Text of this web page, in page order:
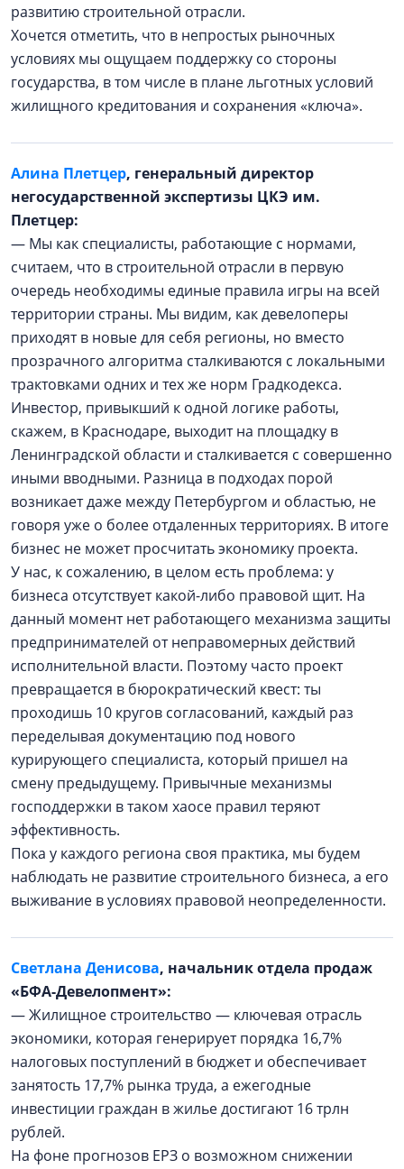
развитию строительной отрасли.
Хочется отметить, что в непростых рыночных
условиях мы ощущаем поддержку со стороны
государства, в том числе в плане льготных условий
жилищного кредитования и сохранения «ключа».
Алина Плетцер, генеральный директор
негосударственной экспертизы ЦКЭ им.
Плетцер:
— Мы как специалисты, работающие с нормами,
считаем, что в строительной отрасли в первую
очередь необходимы единые правила игры на всей
территории страны. Мы видим, как девелоперы
приходят в новые для себя регионы, но вместо
прозрачного алгоритма сталкиваются с локальными
трактовками одних и тех же норм Градкодекса.
Инвестор, привыкший к одной логике работы,
скажем, в Краснодаре, выходит на площадку в
Ленинградской области и сталкивается с совершенно
иными вводными. Разница в подходах порой
возникает даже между Петербургом и областью, не
говоря уже о более отдаленных территориях. В итоге
бизнес не может просчитать экономику проекта.
У нас, к сожалению, в целом есть проблема: у
бизнеса отсутствует какой-либо правовой щит. На
данный момент нет работающего механизма защиты
предпринимателей от неправомерных действий
исполнительной власти. Поэтому часто проект
превращается в бюрократический квест: ты
проходишь 10 кругов согласований, каждый раз
переделывая документацию под нового
курирующего специалиста, который пришел на
смену предыдущему. Привычные механизмы
господдержки в таком хаосе правил теряют
эффективность.
Пока у каждого региона своя практика, мы будем
наблюдать не развитие строительного бизнеса, а его
выживание в условиях правовой неопределенности.
Светлана Денисова, начальник отдела продаж
«БФА-Девелопмент»:
— Жилищное строительство — ключевая отрасль
экономики, которая генерирует порядка 16,7%
налоговых поступлений в бюджет и обеспечивает
занятость 17,7% рынка труда, а ежегодные
инвестиции граждан в жилье достигают 16 трлн
рублей.
На фоне прогнозов ЕРЗ о возможном снижении